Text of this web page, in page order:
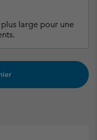
large pour une